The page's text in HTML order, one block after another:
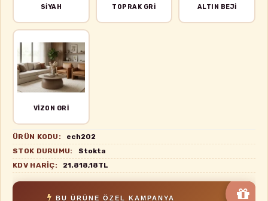
SIYAH TOPRAK GRI ALTIN BEJI
VIZON GRI
ÜRÜN KODU:
ech202
STOK DURUMU:
Stokta
KDV HARIÇ:
21.818,18TL
BU ÜRÜNE ÖZEL KAMPANYA